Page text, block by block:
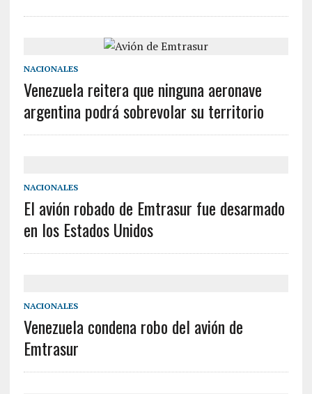
NACIONALES
Venezuela reitera que ninguna aeronave
argentina podrá sobrevolar su territorio
NACIONALES
El avión robado de Emtrasur fue desarmado
en los Estados Unidos
NACIONALES
Venezuela condena robo del avión de
Emtrasur